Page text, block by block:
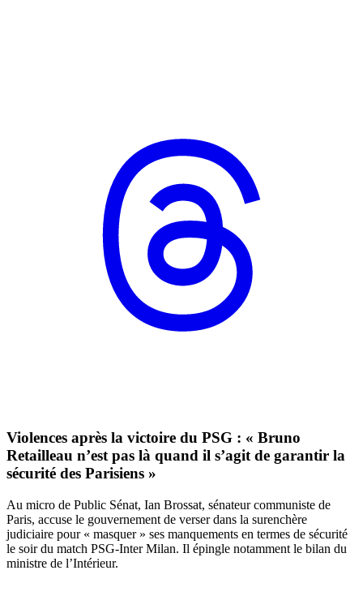
Violences après la victoire du PSG : « Bruno
Retailleau n’est pas là quand il s’agit de garantir la
sécurité des Parisiens »
Au micro de Public Sénat, Ian Brossat, sénateur communiste de
Paris, accuse le gouvernement de verser dans la surenchère
judiciaire pour « masquer » ses manquements en termes de sécurité
le soir du match PSG-Inter Milan. Il épingle notamment le bilan du
ministre de l’Intérieur.